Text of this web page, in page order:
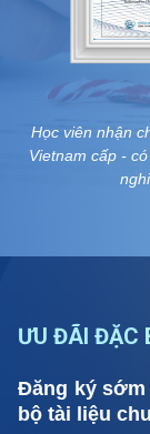
Học viên nhận
Vietnam cấp -
ƯU ĐÃI ĐẶC
Đăng ký sớm
bộ tài liệu